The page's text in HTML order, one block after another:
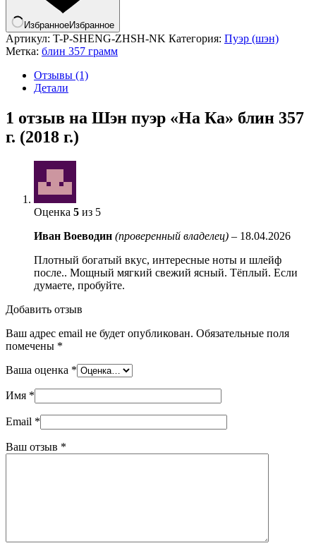
ИзбранноеИзбранное
Артикул: T-P-SHENG-ZHSH-NK Категория: Пуэр (шэн)
Метка: блин 357 грамм
Отзывы (1)
Детали
1 отзыв на Шэн пуэр «На Ка» блин 357
г. (2018 г.)
Оценка 5 из 5
Иван Воеводин (проверенный владелец) – 18.04.2026
Плотный богатый вкус, интересные ноты и шлейф
после.. Мощный мягкий свежий ясный. Тёплый. Если
думаете, пробуйте.
Добавить отзыв
Ваш адрес email не будет опубликован. Обязательные поля
помечены *
Ваша оценка *
Имя *
Email *
Ваш отзыв *